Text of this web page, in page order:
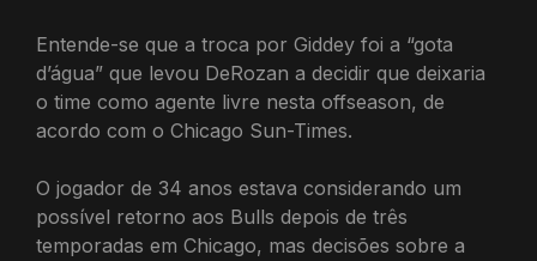
Entende-se que a troca por Giddey foi a “gota
d’água” que levou DeRozan a decidir que deixaria
o time como agente livre nesta offseason, de
acordo com o Chicago Sun-Times.
O jogador de 34 anos estava considerando um
possível retorno aos Bulls depois de três
temporadas em Chicago, mas decisões sobre a